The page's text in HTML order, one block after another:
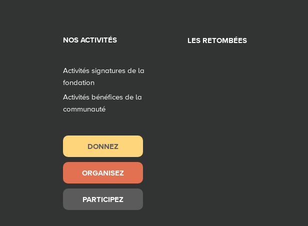
NOS ACTIVITÉS
Activités signatures de la
fondation
Activités bénéfices de la
communauté
DONNEZ
ORGANISEZ
PARTICIPEZ
LES RETOMBÉES